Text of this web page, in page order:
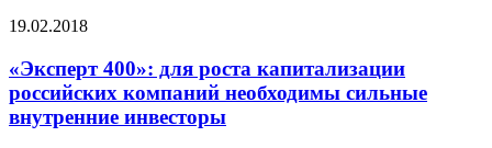
19.02.2018
«Эксперт 400»: для роста капитализации
российских компаний необходимы сильные
внутренние инвесторы